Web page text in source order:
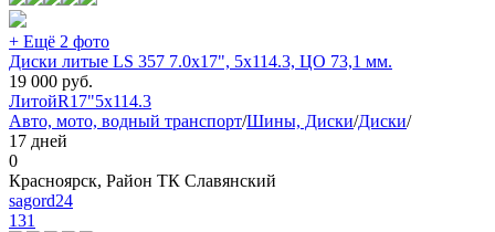
+ Ещё 2 фото
Диски литые LS 357 7.0x17", 5x114.3, ЦО 73,1 мм.
19 000 руб.
ЛитойR17"5x114.3
Авто, мото, водный транспорт/Шины, Диски/Диски/
17 дней
0
Красноярск, Район ТК Славянский
sagord24
131